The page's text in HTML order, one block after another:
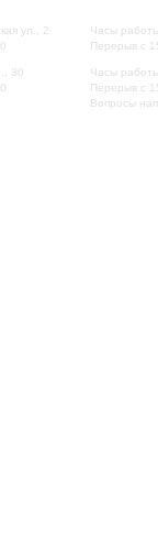
ул., 2
30
Часы
Перерыв с
Часы
Перерыв с
Вопросы